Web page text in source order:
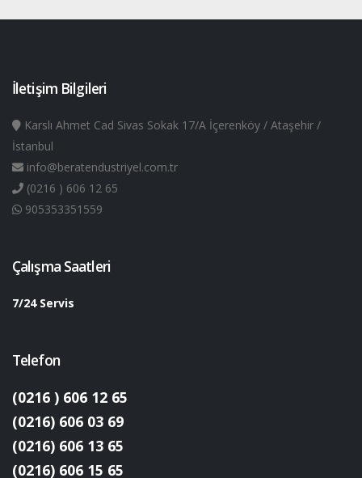
İletişim Bilgileri
Karslı Ahmet Cad Sivas Sokak 17/A İçerenköy / Ataşehir /
İstanbul
info@beratendustriyel.com.tr
(0216 ) 606 12 65
905353351559
Çalışma Saatleri
7/24 Servis
Telefon
(0216 ) 606 12 65
(0216) 606 03 69
(0216) 606 13 65
(0216) 606 15 65